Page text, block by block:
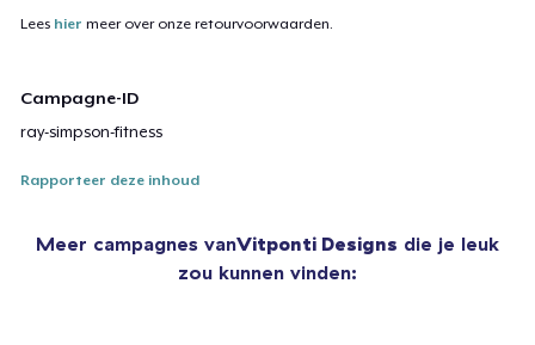
Lees hier meer over onze retourvoorwaarden.
Campagne-ID
ray-simpson-fitness
Rapporteer deze inhoud
Meer campagnes vanVitponti Designs die je leuk
zou kunnen vinden: